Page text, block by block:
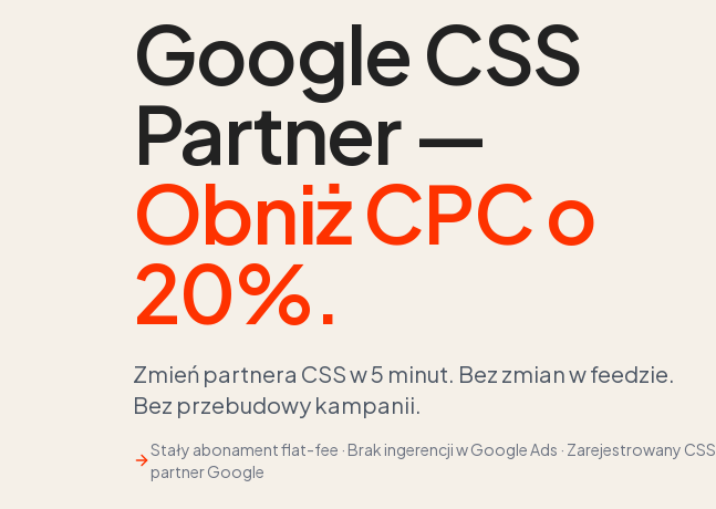
Google CSS
Partner —
Obniż CPC o
20%.
Zmień partnera CSS w 5 minut. Bez zmian w feedzie.
Bez przebudowy kampanii.
Stały abonament flat-fee · Brak ingerencji w Google Ads · Zarejestrowany CSS
partner Google